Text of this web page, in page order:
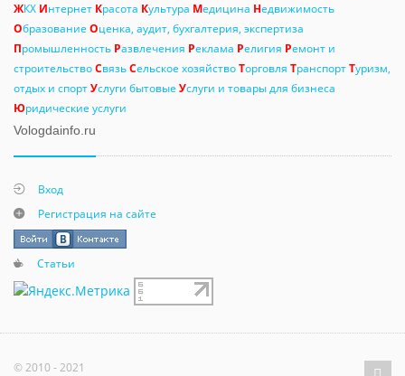
ЖКХ Интернет Красота Культура Медицина Недвижимость
Образование Оценка, аудит, бухгалтерия, экспертиза
Промышленность Развлечения Реклама Религия Ремонт и
строительствоСвязьСельское хозяйствоТорговля ТранспортТуризм,
отдых и спортУслуги бытовые Услуги и товары для бизнеса
Юридические услуги
Vologdainfo.ru
Вход
Регистрация на сайте
Статьи
© 2010 - 2021